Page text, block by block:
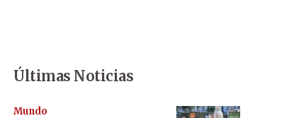
Últimas Noticias
Mundo